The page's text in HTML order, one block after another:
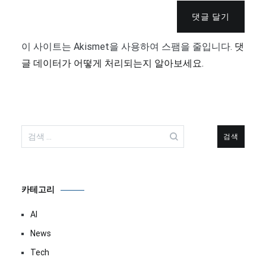
댓글 달기
이 사이트는 Akismet을 사용하여 스팸을 줄입니다. 댓
글 데이터가 어떻게 처리되는지 알아보세요.
색:
카테고리
AI
News
Tech